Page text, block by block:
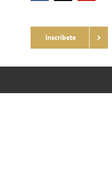
Inscríbete